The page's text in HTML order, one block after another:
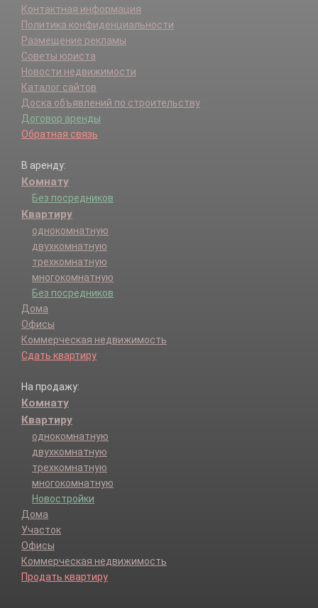
Контактная информация
Политика конфиденциальности
Размещение рекламы
Советы юриста
Новости недвижимости
Каталог сайтов
Доска объявлений по строительству
Договор аренды
Обратная связь
В аренду:
Комнату
Без посредников
Квартиру
однокомнатную
двухкомнатную
трехкомнатную
многокомнатную
Без посредников
Дома
Офисы
Коммерческая недвижимость
Сдать квартиру
На продажу:
Комнату
Квартиру
однокомнатную
двухкомнатную
трехкомнатную
многокомнатную
Новостройки
Дома
Участок
Офисы
Коммерческая недвижимость
Продать квартиру